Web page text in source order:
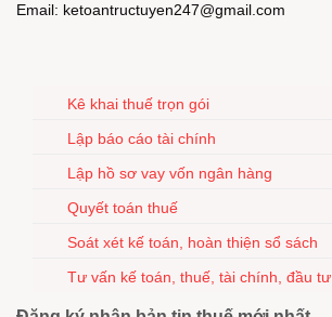
Email: ketoantructuyen247@gmail.com
Kê khai thuế trọn gói
Lập báo cáo tài chính
Lập hồ sơ vay vốn ngân hàng
Quyết toán thuế
Soát xét kế toán, hoàn thiện sổ sách
Tư vấn kế toán, thuế, tài chính, đầu tư